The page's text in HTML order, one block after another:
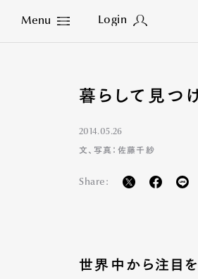
Menu Login
Close
暮らして見つ
2014.05.26
文、写真：佐藤千紗
Share:
世界中から注目